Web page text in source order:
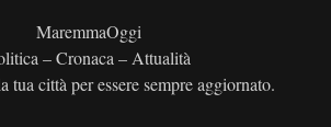
MaremmaOggi
– Cronaca – Attualità
tua città per essere sempre aggiornato.